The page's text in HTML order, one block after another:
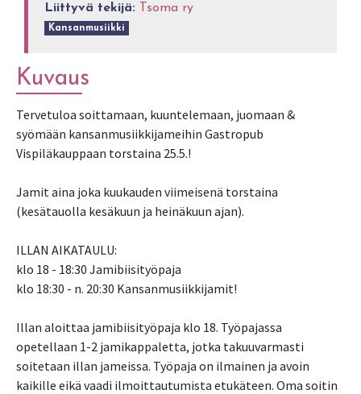
Liittyvä tekijä:
Tsoma ry
Kansanmusiikki
Kuvaus
Tervetuloa soittamaan, kuuntelemaan, juomaan &
syömään kansanmusiikkijameihin Gastropub
Vispiläkauppaan torstaina 25.5.!
Jamit aina joka kuukauden viimeisenä torstaina
(kesätauolla kesäkuun ja heinäkuun ajan).
ILLAN AIKATAULU:
klo 18 - 18:30 Jamibiisityöpaja
klo 18:30 - n. 20:30 Kansanmusiikkijamit!
Illan aloittaa jamibiisityöpaja klo 18. Työpajassa
opetellaan 1-2 jamikappaletta, jotka takuuvarmasti
soitetaan illan jameissa. Työpaja on ilmainen ja avoin
kaikille eikä vaadi ilmoittautumista etukäteen. Oma soitin